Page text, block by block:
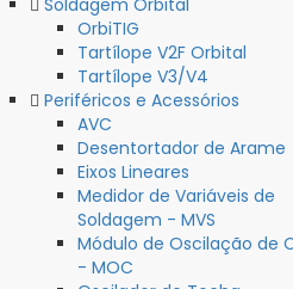
Soldagem Orbital
OrbiTIG
Tartílope V2F Orbital
Tartílope V3/V4
Periféricos e Acessórios
AVC
Desentortador de Arame
Eixos Lineares
Medidor de Variáveis de
Soldagem - MVS
Módulo de Oscilação de
- MOC